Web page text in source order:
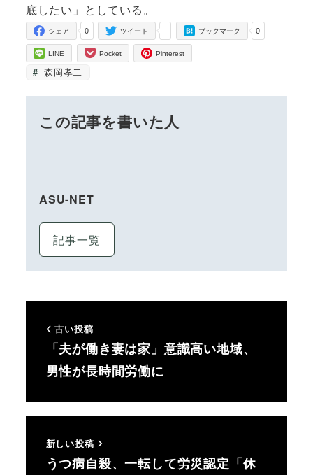
底したい」としている。
0
シェア -
ツイート 0
ブックマーク
LINE Pocket Pinterest
森岡孝二
この記事を書いた人
ASU-NET
記事一覧
古い投稿
「夫が働き妻は家」意識高い地域、
男性が長時間労働に
新しい投稿
うつ病自殺、一転して労災認定「休